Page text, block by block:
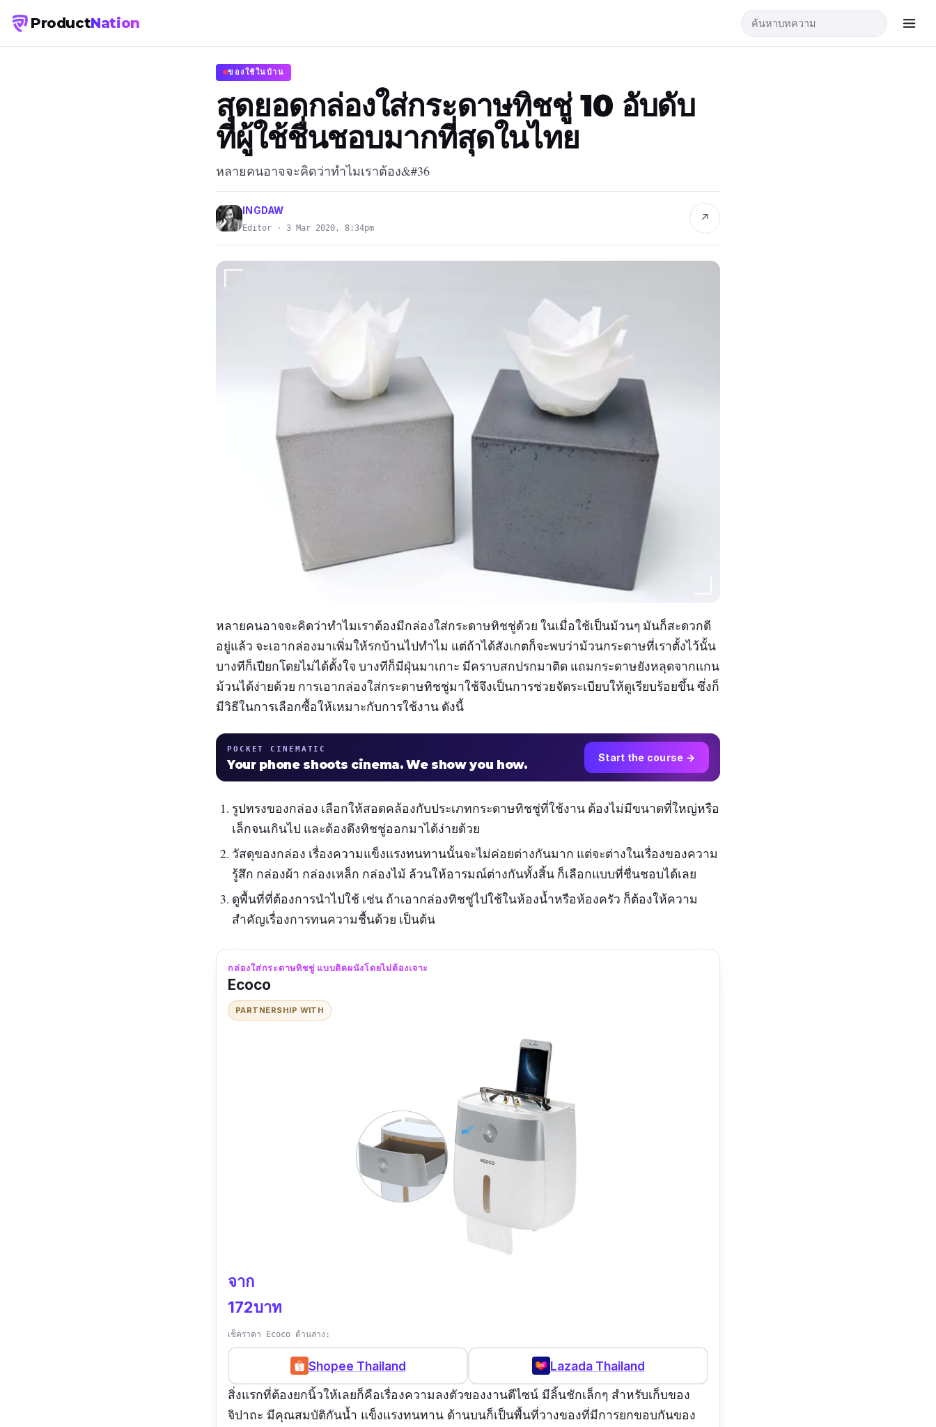
ProductNation
ของใช้ในบ้าน
สุดยอดกล่องใส่กระดาษทิชชู่ 10 อับดับ
ที่ผู้ใช้ชื่นชอบมากที่สุดในไทย
หลายคนอาจจะคิดว่าทำไมเราต้อง&#36
INGDAW
Editor · 3 Mar 2020, 8:34pm
↗
หลายคนอาจจะคิดว่าทำไมเราต้องมีกล่องใส่กระดาษทิชชู่ด้วย ในเมื่อใช้เป็นม้วนๆ มันก็สะดวกดี
อยู่แล้ว จะเอากล่องมาเพิ่มให้รกบ้านไปทำไม แต่ถ้าได้สังเกตก็จะพบว่าม้วนกระดาษที่เราตั้งไว้นั้น
บางทีก็เปียกโดยไม่ได้ตั้งใจ บางทีก็มีฝุ่นมาเกาะ มีคราบสกปรกมาติด แถมกระดาษยังหลุดจากแกน
ม้วนได้ง่ายด้วย การเอากล่องใส่กระดาษทิชชู่มาใช้จึงเป็นการช่วยจัดระเบียบให้ดูเรียบร้อยขึ้น ซึ่งก็
มีวิธีในการเลือกซื้อให้เหมาะกับการใช้งาน ดังนี้
POCKET CINEMATIC
Your phone shoots cinema. We show you how. Start the course →
รูปทรงของกล่อง เลือกให้สอดคล้องกับประเภทกระดาษทิชชู่ที่ใช้งาน ต้องไม่มีขนาดที่ใหญ่หรือ
เล็กจนเกินไป และต้องดึงทิชชู่ออกมาได้ง่ายด้วย
วัสดุของกล่อง เรื่องความแข็งแรงทนทานนั้นจะไม่ค่อยต่างกันมาก แต่จะต่างในเรื่องของความ
รู้สึก กล่องผ้า กล่องเหล็ก กล่องไม้ ล้วนให้อารมณ์ต่างกันทั้งสิ้น ก็เลือกแบบที่ชื่นชอบได้เลย
ดูพื้นที่ที่ต้องการนำไปใช้ เช่น ถ้าเอากล่องทิชชู่ไปใช้ในห้องน้ำหรือห้องครัว ก็ต้องให้ความ
สำคัญเรื่องการทนความชื้นด้วย เป็นต้น
กล่องใส่กระดาษทิชชู่ แบบติดผนังโดยไม่ต้องเจาะ
Ecoco
PARTNERSHIP WITH
จาก
172บาท
เช็คราคา Ecoco ด้านล่าง:
Shopee Thailand
Lazada Thailand
สิ่งแรกที่ต้องยกนิ้วให้เลยก็คือเรื่องความลงตัวของงานดีไซน์ มีลิ้นชักเล็กๆ สำหรับเก็บของ
จิปาถะ มีคุณสมบัติกันน้ำ แข็งแรงทนทาน ด้านบนก็เป็นพื้นที่วางของที่มีการยกขอบกันของ